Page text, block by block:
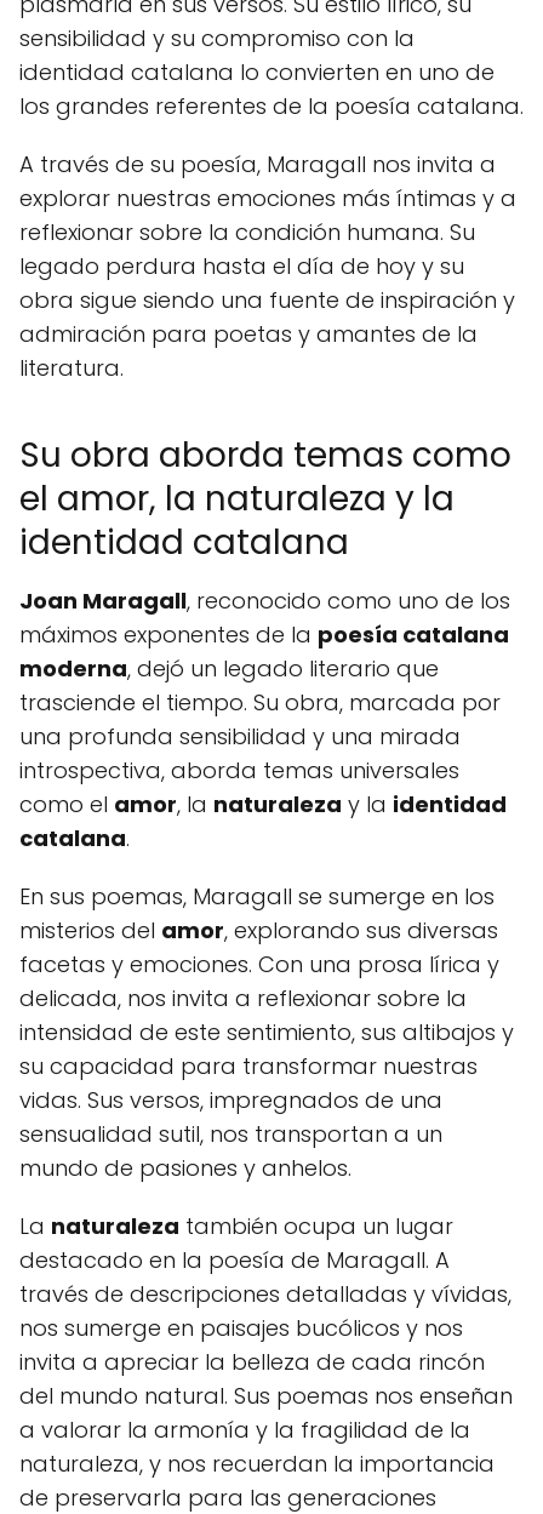
sensibilidad y su compromiso con la
identidad catalana lo convierten en uno de
los grandes referentes de la poesía catalana.
A través de su poesía, Maragall nos invita a
explorar nuestras emociones más íntimas y a
reflexionar sobre la condición humana. Su
legado perdura hasta el día de hoy y su
obra sigue siendo una fuente de inspiración y
admiración para poetas y amantes de la
literatura.
Su obra aborda temas como
el amor, la naturaleza y la
identidad catalana
Joan Maragall, reconocido como uno de los
máximos exponentes de la poesía catalana
moderna, dejó un legado literario que
trasciende el tiempo. Su obra, marcada por
una profunda sensibilidad y una mirada
introspectiva, aborda temas universales
como el amor, la naturaleza y la identidad
catalana.
En sus poemas, Maragall se sumerge en los
misterios del amor, explorando sus diversas
facetas y emociones. Con una prosa lírica y
delicada, nos invita a reflexionar sobre la
intensidad de este sentimiento, sus altibajos y
su capacidad para transformar nuestras
vidas. Sus versos, impregnados de una
sensualidad sutil, nos transportan a un
mundo de pasiones y anhelos.
La naturaleza también ocupa un lugar
destacado en la poesía de Maragall. A
través de descripciones detalladas y vívidas,
nos sumerge en paisajes bucólicos y nos
invita a apreciar la belleza de cada rincón
del mundo natural. Sus poemas nos enseñan
a valorar la armonía y la fragilidad de la
naturaleza, y nos recuerdan la importancia
de preservarla para las generaciones
CERRAR